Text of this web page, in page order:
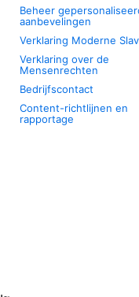
Beheer
aanbevelingen
Verklaring Moderne
Verklaring over de
Mensenrechten
Bedrijfscontact
Content-richtlijnen en
rapportage